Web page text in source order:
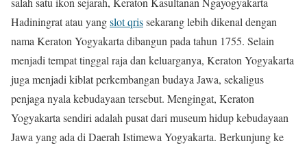
Hadiningrat atau yangslot qrissekarang lebih dikenal dengan
nama Keraton Yogyakarta dibangun pada tahun 1755. Selain
menjadi tempat tinggal raja dan keluarganya, Keraton Yogyakarta
juga menjadi kiblat perkembangan budaya Jawa, sekaligus
penjaga nyala kebudayaan tersebut. Mengingat, Keraton
Yogyakarta sendiri adalah pusat dari museum hidup kebudayaan
Jawa yang ada di Daerah Istimewa Yogyakarta. Berkunjung ke